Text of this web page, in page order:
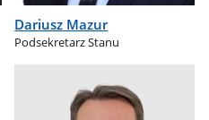
Dariusz Mazur
Podsekretarz Stanu